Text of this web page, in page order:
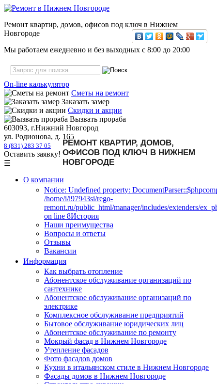
Ремонт квартир, домов, офисов под ключ в Нижнем
Новгороде
Мы работаем ежедневно и без выходных с 8:00 до 20:00
On-line калькулятор
Сметы на ремонт
Заказать замер
Скидки и акции
Вызвать прораба
603093, г.Нижний Новгород
ул. Родионова, д. 165
8 (831) 283 37 05
Оставить заявку!
☰
О компании
Notice: Undefined property:
/home/i/i97943si/rego-
remont.ru/public_html/manager/includes/extenders/
on line 8История
Наши преимущества
Вопросы и ответы
Отзывы
Вакансии
Информация
Как выбрать отопление
Абонентское обслуживание организаций по
сантехнике
Абонентское обслуживание организаций по
электрике
Комплексное обслуживание предприятий
Бытовое обслуживание юридических лиц
Абонентское обслуживание по ремонту
Мокрый фасад в Нижнем Новгороде
Утепление фасадов
Фото фасадов домов
Кухни в итальянском стиле в Нижнем Новгороде
Фасады домов в Нижнем Новгороде
РЕМОНТ КВАРТИР, ДОМОВ,
ОФИСОВ ПОД КЛЮЧ В НИЖНЕМ
НОВГОРОДЕ